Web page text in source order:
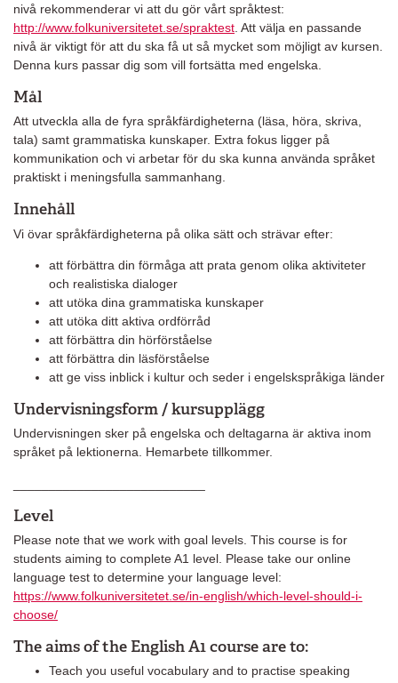
nivå rekommenderar vi att du gör vårt språktest:
http://www.folkuniversitetet.se/spraktest . Att välja en passande
nivå är viktigt för att du ska få ut så mycket som möjligt av kursen.
Denna kurs passar dig som vill fortsätta med engelska.
Mål
Att utveckla alla de fyra språkfärdigheterna (läsa, höra, skriva,
tala) samt grammatiska kunskaper. Extra fokus ligger på
kommunikation och vi arbetar för du ska kunna använda språket
praktiskt i meningsfulla sammanhang.
Innehåll
Vi övar språkfärdigheterna på olika sätt och strävar efter:
att förbättra din förmåga att prata genom olika aktiviteter
och realistiska dialoger
att utöka dina grammatiska kunskaper
att utöka ditt aktiva ordförråd
att förbättra din hörförståelse
att förbättra din läsförståelse
att ge viss inblick i kultur och seder i engelskspråkiga länder
Undervisningsform / kursupplägg
Undervisningen sker på engelska och deltagarna är aktiva inom
språket på lektionerna. Hemarbete tillkommer.
Level
Please note that we work with goal levels. This course is for
students aiming to complete A1 level. Please take our online
language test to determine your language level:
https://www.folkuniversitetet.se/in-english/which-level-should-i-
choose/
The aims of the English A1 course are to:
Teach you useful vocabulary and to practise speaking